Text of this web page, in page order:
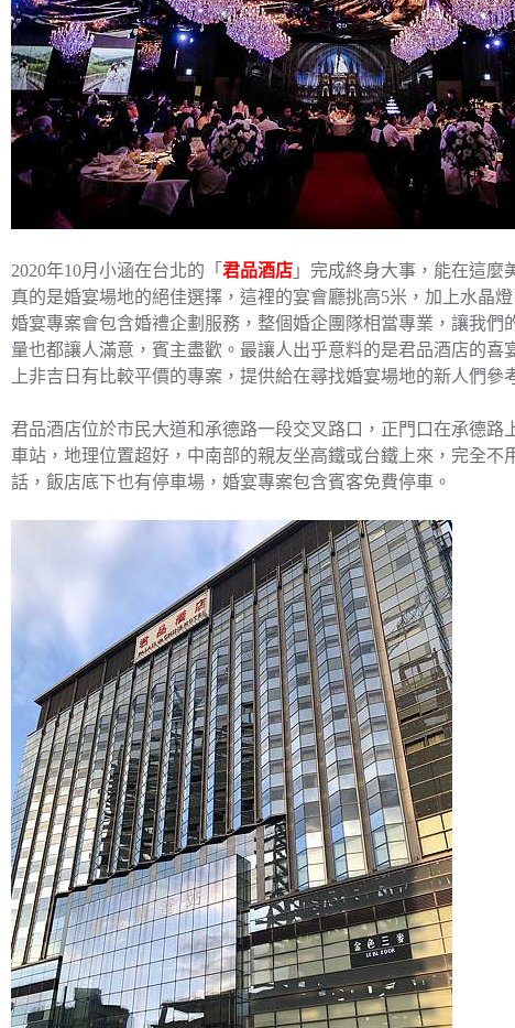
2020年10月小涵在台北的「 君品酒店 」完成終身大事，能在這麼
真的是婚宴場地的絕佳選擇，這裡的宴會廳挑高5米，加上水晶
婚宴專案會包含婚禮企劃服務，整個婚企團隊相當專業，讓我
量也都讓人滿意，賓主盡歡。最讓人出乎意料的是君品酒店的
上非吉日有比較平價的專案，提供給在尋找婚宴場地的新人們參
君品酒店位於市民大道和承德路一段交叉路口，正門口在承德
車站，地理位置超好，中南部的親友坐高鐵或台鐵上來，完全
話，飯店底下也有停車場，婚宴專案包含賓客免費停車。